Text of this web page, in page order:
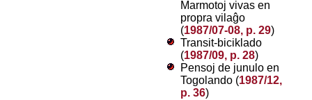
Marmotoj vivas en
propra vilaĝo
(1987/07-08, p. 29)
Transit-biciklado
(1987/09, p. 28)
Pensoj de junulo en
Togolando (1987/12,
p. 36)